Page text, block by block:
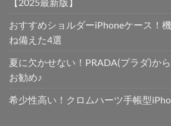
おすすめショルダーiPhoneケース！
ね備えた4選
夏に欠かせない！PRADA(プラダ)か
お勧め♪
希少性高い！クロムハーツ手帳型